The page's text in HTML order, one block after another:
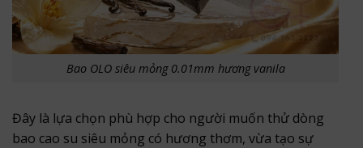
Bao OLO siêu mỏng 0.01mm hương vanila
Đây là lựa chọn phù hợp cho người muốn thử dòng
bao cao su siêu mỏng có hương thơm, vừa tạo sự